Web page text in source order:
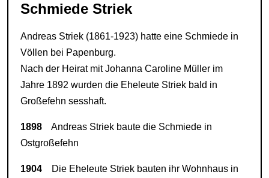
Schmiede Striek
Andreas Striek (1861-1923) hatte eine Schmiede in
Völlen bei Papenburg.
Nach der Heirat mit Johanna Caroline Müller im
Jahre 1892 wurden die Eheleute Striek bald in
Großefehn sesshaft.
1898 Andreas Striek baute die Schmiede in
Ostgroßefehn
1904
Die Eheleute Striek bauten ihr Wohnhaus in